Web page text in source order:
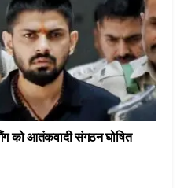
को आतंकवादी संगठन घोषित